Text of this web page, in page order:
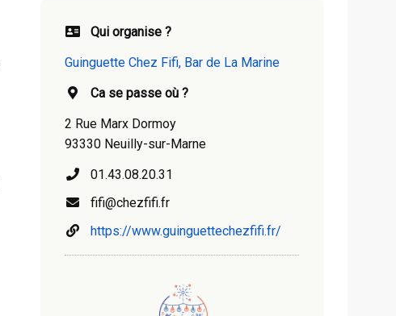
Qui organise ?
Guinguette Chez Fifi, Bar de La Marine
Ca se passe où ?
2 Rue Marx Dormoy
93330 Neuilly-sur-Marne
01.43.08.20.31
fifi@chezfifi.fr
https://www.guinguettechezfifi.fr/